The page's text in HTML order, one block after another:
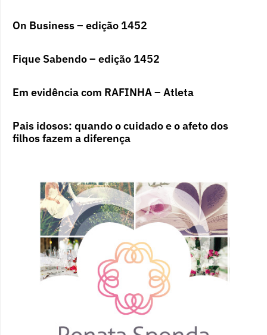
On Business – edição 1452
Fique Sabendo – edição 1452
Em evidência com RAFINHA – Atleta
Pais idosos: quando o cuidado e o afeto dos
filhos fazem a diferença